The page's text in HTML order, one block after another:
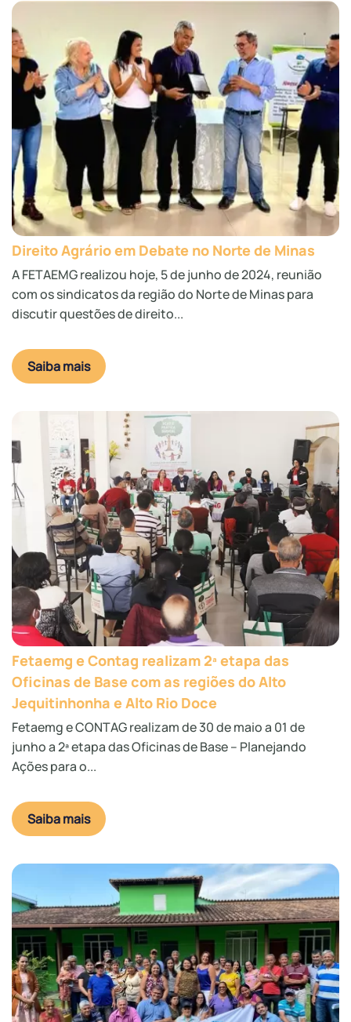
Direito Agrário em Debate no Norte de Minas
A FETAEMG realizou hoje, 5 de junho de 2024, reunião
com os sindicatos da região do Norte de Minas para
discutir questões de direito...
Saiba mais
Fetaemg e Contag realizam 2ª etapa das
Oficinas de Base com as regiões do Alto
Jequitinhonha e Alto Rio Doce
Fetaemg e CONTAG realizam de 30 de maio a 01 de
junho a 2ª etapa das Oficinas de Base – Planejando
Ações para o...
Saiba mais